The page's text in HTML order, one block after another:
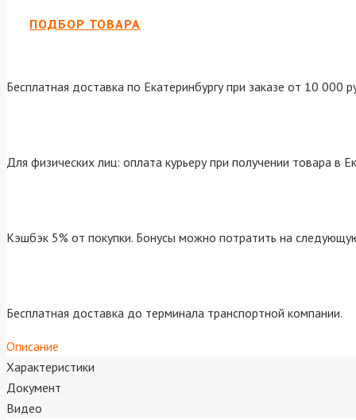
ПОДБОР ТОВАРА
Бесплатная доставка по Екатеринбургу при заказе от 10 000
Для физических лиц: оплата курьеру при получении товара в
Кэшбэк 5% от покупки. Бонусы можно потратить на
Бесплатная доставка до терминала транспортной компании.
Описание
Характеристики
Документ
Видео